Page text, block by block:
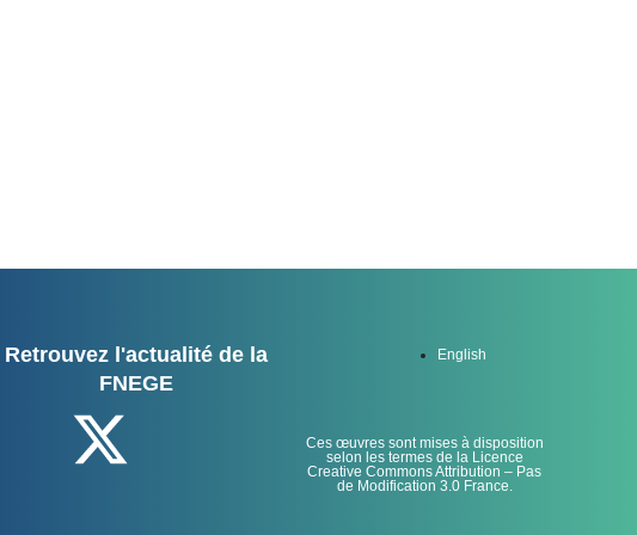
Retrouvez l'actualité de la
FNEGE
English
Ces œuvres sont mises à disposition
selon les termes de la Licence
Creative Commons Attribution – Pas
de Modification 3.0 France.